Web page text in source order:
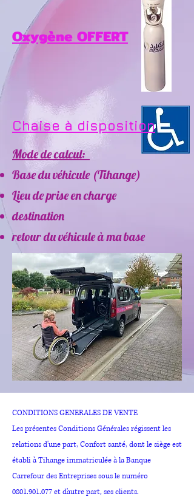
Oxygène OFFERT
Chaise à disposition
Mode de calcul:
Base du véhicule (Tihange)
Lieu de prise en charge
destination
retour du véhicule à ma base
CONDITIONS GENERALES DE VENTE
Les présentes Conditions Générales régissent les
relations d'une part, Confort santé, dont le siège est
établi à Tihange immatriculée à la Banque
Carrefour des Entreprises sous le numéro
0801.901.077et d'autre part, ses clients.